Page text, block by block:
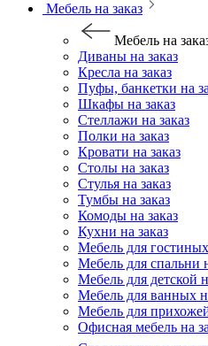
Мебель на заказ
Мебель на
Диваны на заказ
Кресла на заказ
Пуфы, банкетки на
Шкафы на заказ
Стеллажи на заказ
Полки на заказ
Кровати на заказ
Столы на заказ
Стулья на заказ
Тумбы на заказ
Комоды на заказ
Кухни на заказ
Мебель для гостиных
Мебель для спальни
Мебель для детской
Мебель для ванных
Мебель для
Офисная мебель на